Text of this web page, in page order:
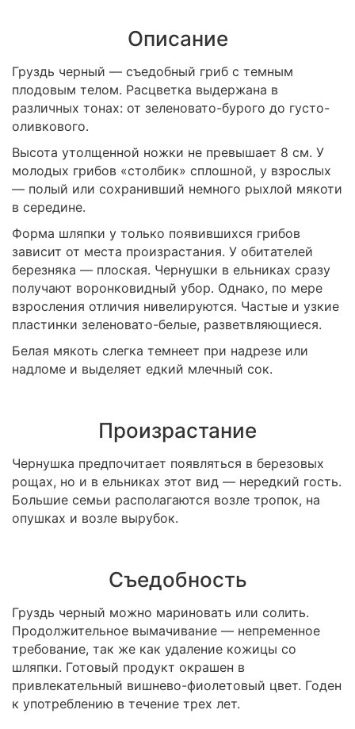
Описание
Груздь черный — съедобный гриб с темным
плодовым телом. Расцветка выдержана в
различных тонах: от зеленовато-бурого до густо-
оливкового.
Высота утолщенной ножки не превышает 8 см. У
молодых грибов «столбик» сплошной, у взрослых
— полый или сохранивший немного рыхлой мякоти
в середине.
Форма шляпки у только появившихся грибов
зависит от места произрастания. У обитателей
березняка — плоская. Чернушки в ельниках сразу
получают воронковидный убор. Однако, по мере
взросления отличия нивелируются. Частые и узкие
пластинки зеленовато-белые, разветвляющиеся.
Белая мякоть слегка темнеет при надрезе или
надломе и выделяет едкий млечный сок.
Произрастание
Чернушка предпочитает появляться в березовых
рощах, но и в ельниках этот вид — нередкий гость.
Большие семьи располагаются возле тропок, на
опушках и возле вырубок.
Съедобность
Груздь черный можно мариновать или солить.
Продолжительное вымачивание — непременное
требование, так же как удаление кожицы со
шляпки. Готовый продукт окрашен в
привлекательный вишнево-фиолетовый цвет. Годен
к употреблению в течение трех лет.